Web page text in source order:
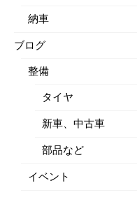
納車
ブログ
整備
タイヤ
新車、中古車
部品など
イベント